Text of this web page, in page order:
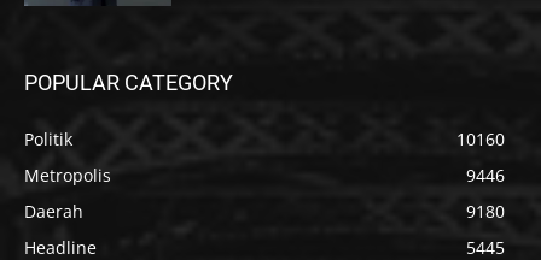
POPULAR CATEGORY
Politik
10160
Metropolis
9446
Daerah
9180
Headline
5445